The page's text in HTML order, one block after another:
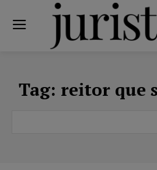
Tag: reitor que